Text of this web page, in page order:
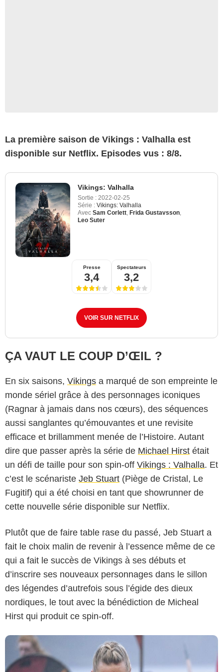
La première saison de Vikings : Valhalla est
disponible sur Netflix. Episodes vus : 8/8.
Vikings: Valhalla
Sortie : 2022-02-25
Série : Vikings: Valhalla
Avec Sam Corlett Frida Gustavsson
Leo Suter
Presse
3,4
Spectateurs
3,2
VOIR SUR NETFLIX
ÇA VAUT LE COUP D’ŒIL ?
En six saisons, Vikings a marqué de son empreinte le
monde sériel grâce à des personnages iconiques
(Ragnar à jamais dans nos cœurs), des séquences
aussi sanglantes qu’émouvantes et une revisite
efficace et brillamment menée de l’Histoire. Autant
dire que passer après la série de Michael Hirst était
un défi de taille pour son spin-off Vikings : Valhalla. Et
c’est le scénariste Jeb Stuart (Piège de Cristal, Le
Fugitif) qui a été choisi en tant que showrunner de
cette nouvelle série disponible sur Netflix.
Plutôt que de faire table rase du passé, Jeb Stuart a
fait le choix malin de revenir à l’essence même de ce
qui a fait le succès de Vikings à ses débuts et
d’inscrire ses nouveaux personnages dans le sillon
des légendes d’autrefois sous l’égide des dieux
nordiques, le tout avec la bénédiction de Micheal
Hirst qui produit ce spin-off.